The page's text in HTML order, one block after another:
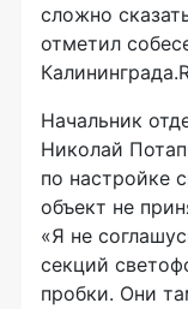
сложно
отметил
Начальник
Николай
по настройке
объект не
«Я не
секций
пробки. Они